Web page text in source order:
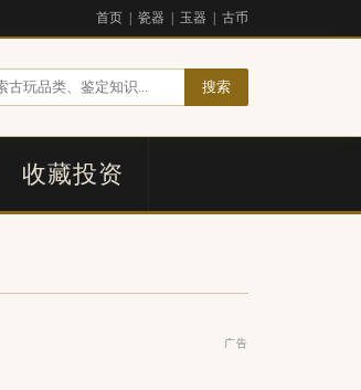
首页 瓷器 玉器 古币
搜索
收藏投资
广告